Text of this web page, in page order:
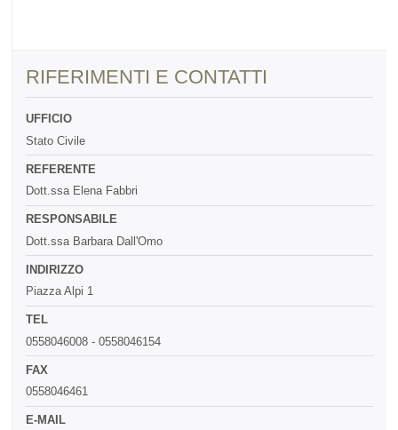
RIFERIMENTI E CONTATTI
UFFICIO
Stato Civile
REFERENTE
Dott.ssa Elena Fabbri
RESPONSABILE
Dott.ssa Barbara Dall'Omo
INDIRIZZO
Piazza Alpi 1
TEL
0558046008 - 0558046154
FAX
0558046461
E-MAIL